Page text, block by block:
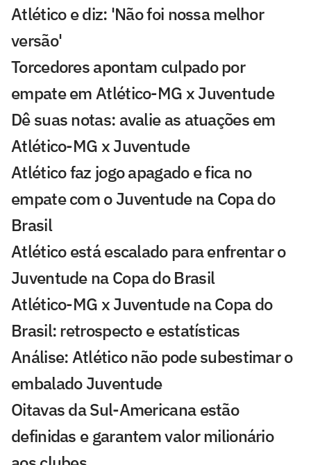
Atlético e diz: 'Não foi nossa melhor
versão'
Torcedores apontam culpado por
empate em Atlético-MG x Juventude
Dê suas notas: avalie as atuações em
Atlético-MG x Juventude
Atlético faz jogo apagado e fica no
empate com o Juventude na Copa do
Brasil
Atlético está escalado para enfrentar o
Juventude na Copa do Brasil
Atlético-MG x Juventude na Copa do
Brasil: retrospecto e estatísticas
Análise: Atlético não pode subestimar o
embalado Juventude
Oitavas da Sul-Americana estão
definidas e garantem valor milionário